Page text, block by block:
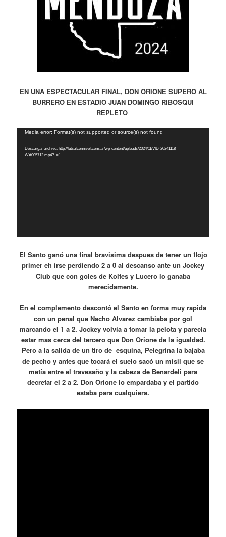
EN UNA ESPECTACULAR FINAL, DON ORIONE SUPERO AL
BURRERO EN ESTADIO JUAN DOMINGO RIBOSQUI
REPLETO
Reproductor
vídeo
Media error: Format(s) not supported or source(s) not found
Descargar archivo: http://futsalconnivel.com.ar/wp-content/uploads/2024/11/VID-20241118-
WA005712.mp4?_=1
El Santo ganó una final bravisima despues de tener un flojo
primer eh irse perdiendo 2 a 0 al descanso ante un Jockey
Club que con goles de Koltes y Lucero lo ganaba
merecidamente.
En el complemento descontó el Santo en forma muy rapida
con un penal que Nacho Alvarez cambiaba por gol
marcando el 1 a 2. Jockey volvía a tomar la pelota y parecía
estar mas cerca del tercero que Don Orione de la igualdad.
Pero a la salida de un tiro de esquina, Pelegrina la bajaba
de pecho y antes que tocará el suelo sacó un misil que se
metía entre el travesaño y la cabeza de Benardeli para
decretar el 2 a 2. Don Orione lo empardaba y el partido
estaba para cualquiera.